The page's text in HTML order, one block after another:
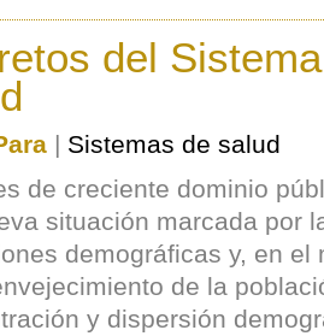
del
| Sistemas de salud
de creciente dominio
situación marcada por
demográficas y, en el
de la
y dispersión